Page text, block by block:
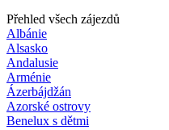
Přehled všech zájezdů
Albánie
Alsasko
Andalusie
Arménie
Ázerbájdžán
Azorské ostrovy
Benelux s dětmi